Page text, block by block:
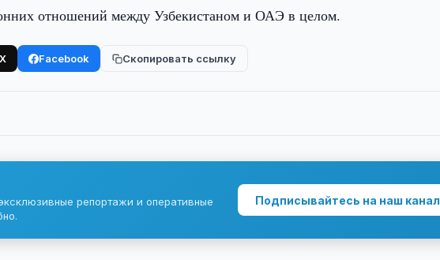
отношений между Узбекистаном и ОАЭ в целом.
Facebook Скопировать ссылку
репортажи и оперативные
Подписывайтесь на наш канал